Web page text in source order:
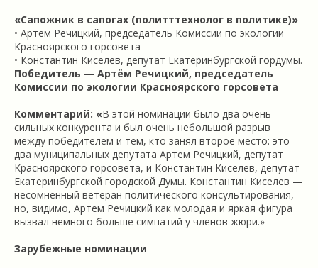
«Сапожник в сапогах (политттехнолог в политике)»
• Артём Речицкий, председатель Комиссии по экологии
Красноярского горсовета
• Константин Киселев, депутат Екатеринбургской гордумы.
Победитель — Артём Речицкий, председатель
Комиссии по экологии Красноярского горсовета
Комментарий: «В этой номинации было два очень
сильных конкурента и был очень небольшой разрыв
между победителем и тем, кто занял второе место: это
два муниципальных депутата Артем Речицкий, депутат
Красноярского горсовета, и Константин Киселев, депутат
Екатеринбургской городской Думы. Константин Киселев —
несомненный ветеран политического консультирования,
но, видимо, Артем Речицкий как молодая и яркая фигура
вызвал немного больше симпатий у членов жюри.»
Зарубежные номинации